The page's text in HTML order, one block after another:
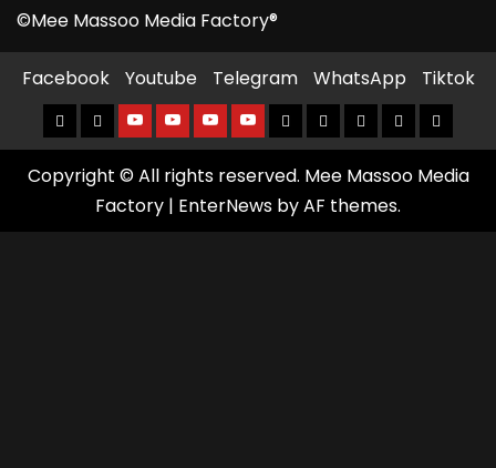
©Mee Massoo Media Factory®
Facebook Youtube Telegram WhatsApp Tiktok
Copyright © All rights reserved. Mee Massoo Media
Factory | EnterNews by AF themes.